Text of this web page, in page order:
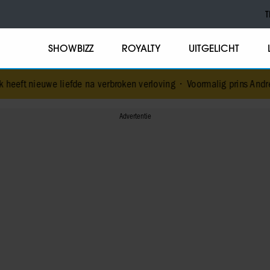
SHOWBIZZ ROYALTY UITGELICHT
na verbroken verloving•Voormalig prins Andrew werd